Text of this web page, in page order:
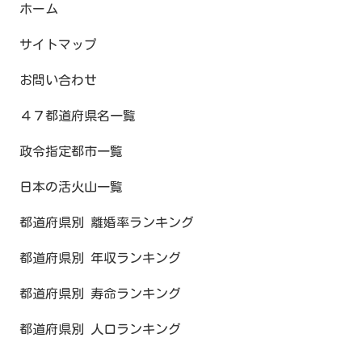
ホーム
サイトマップ
お問い合わせ
４７都道府県名一覧
政令指定都市一覧
日本の活火山一覧
都道府県別 離婚率ランキング
都道府県別 年収ランキング
都道府県別 寿命ランキング
都道府県別 人口ランキング